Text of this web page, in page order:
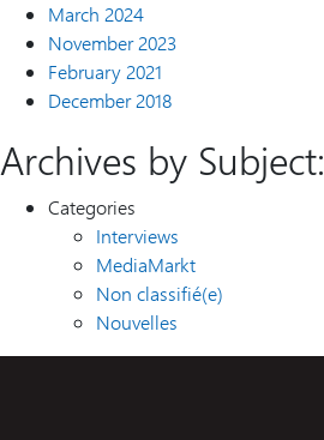
March 2024
November 2023
February 2021
December 2018
Archives by Subject:
Categories
Interviews
MediaMarkt
Non classifié(e)
Nouvelles